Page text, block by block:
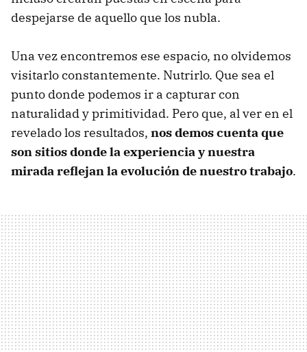
despejarse de aquello que los nubla.
Una vez encontremos ese espacio, no olvidemos
visitarlo constantemente. Nutrirlo. Que sea el
punto donde podemos ir a capturar con
naturalidad y primitividad. Pero que, al ver en el
revelado los resultados, nos demos cuenta que
son sitios donde la experiencia y nuestra
mirada reflejan la evolución de nuestro trabajo.